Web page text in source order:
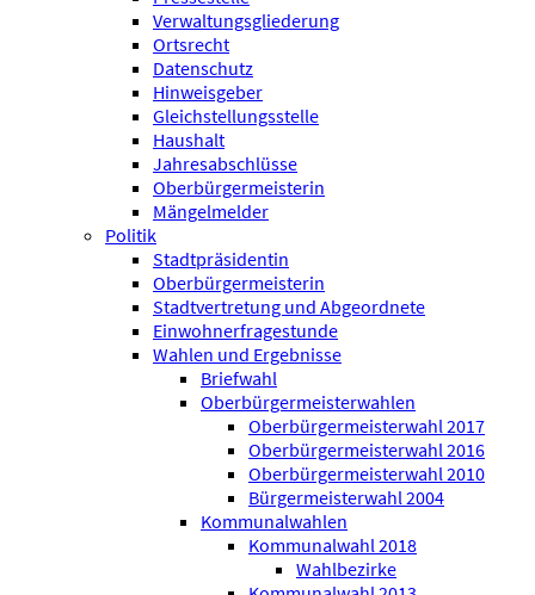
Verwaltungsgliederung
Ortsrecht
Datenschutz
Hinweisgeber
Gleichstellungsstelle
Haushalt
Jahresabschlüsse
Oberbürgermeisterin
Mängelmelder
Politik
Stadtpräsidentin
Oberbürgermeisterin
Stadtvertretung und Abgeordnete
Einwohnerfragestunde
Wahlen und Ergebnisse
Briefwahl
Oberbürgermeisterwahlen
Oberbürgermeisterwahl 2017
Oberbürgermeisterwahl 2016
Oberbürgermeisterwahl 2010
Bürgermeisterwahl 2004
Kommunalwahlen
Kommunalwahl 2018
Wahlbezirke